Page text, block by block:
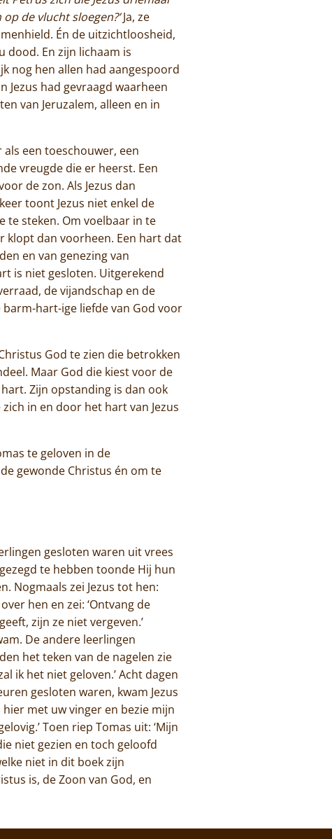
de vlucht sloegen?’Ja, ze
Én de uitzichtloosheid,
dood. En zijn lichaam is
nog hen allen had aangespoord
Jezus had gevraagd waarheen
van Jeruzalem, alleen en in
een toeschouwer, een
vreugde die er heerst. Een
de zon. Als Jezus dan
toont Jezus niet enkel de
te steken. Om voelbaar in te
klopt dan voorheen. Een hart dat
en van genezing van
is niet gesloten. Uitgerekend
de vijandschap en de
hart-ige liefde van God voor
God te zien die betrokken
Maar God die kiest voor de
Zijn opstanding is dan ook
in en door het hart van Jezus
te geloven in de
gewonde Christus én om te
gesloten waren uit vrees
te hebben toonde Hij hun
Nogmaals zei Jezus tot hen:
hen en zei: ‘Ontvang de
zijn ze niet vergeven.’
De andere leerlingen
het teken van de nagelen zie
ik het niet geloven.’ Acht dagen
gesloten waren, kwam Jezus
hier met uw vinger en bezie mijn
Toen riep Tomas uit: ‘Mijn
niet gezien en toch geloofd
niet in dit boek zijn
is, de Zoon van God, en